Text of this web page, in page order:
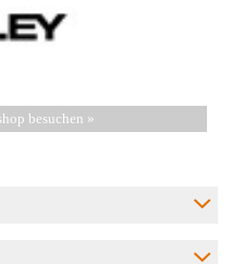
besuchen »